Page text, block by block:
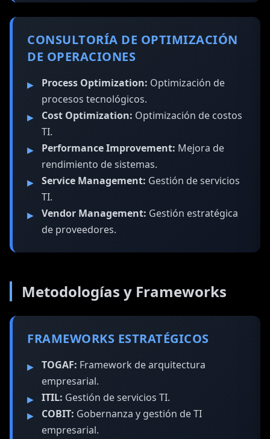
CONSULTORÍA DE OPTIMIZACIÓN
DE OPERACIONES
Process Optimization: Optimización de
procesos tecnológicos.
Cost Optimization: Optimización de costos
TI.
Performance Improvement: Mejora de
rendimiento de sistemas.
Service Management: Gestión de servicios
TI.
Vendor Management: Gestión estratégica
de proveedores.
Metodologías y Frameworks
FRAMEWORKS ESTRATÉGICOS
TOGAF: Framework de arquitectura
empresarial.
ITIL: Gestión de servicios TI.
COBIT: Gobernanza y gestión de TI
empresarial.